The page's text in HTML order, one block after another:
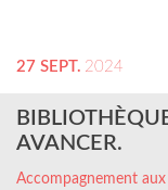
27 SEPT. 2024
AVANCER.
Accompagnement